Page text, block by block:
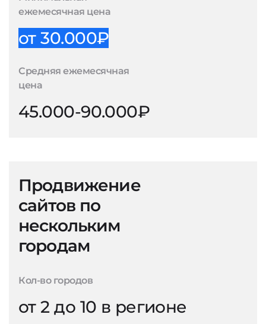
ежемесячная цена
от 30.000₽
Средняя ежемесячная
цена
45.000-90.000₽
Продвижение
сайтов по
нескольким
городам
Кол-во городов
от 2 до 10 в регионе